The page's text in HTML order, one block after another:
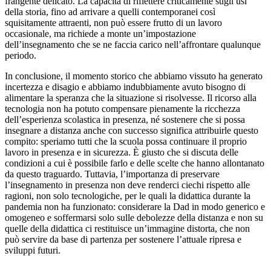
della storia, fino ad arrivare a quelli contemporanei così
squisitamente attraenti, non può essere frutto di un lavoro
occasionale, ma richiede a monte un’impostazione
dell’insegnamento che se ne faccia carico nell’affrontare qualunque
periodo.
In conclusione, il momento storico che abbiamo vissuto ha generato
incertezza e disagio e abbiamo indubbiamente avuto bisogno di
alimentare la speranza che la situazione si risolvesse. Il ricorso alla
tecnologia non ha potuto compensare pienamente la ricchezza
dell’esperienza scolastica in presenza, né sostenere che si possa
insegnare a distanza anche con successo significa attribuirle questo
compito: speriamo tutti che la scuola possa continuare il proprio
lavoro in presenza e in sicurezza. È giusto che si discuta delle
condizioni a cui è possibile farlo e delle scelte che hanno allontanato
da questo traguardo. Tuttavia, l’importanza di preservare
l’insegnamento in presenza non deve renderci ciechi rispetto alle
ragioni, non solo tecnologiche, per le quali la didattica durante la
pandemia non ha funzionato: considerare la Dad in modo generico e
omogeneo e soffermarsi solo sulle debolezze della distanza e non su
quelle della didattica ci restituisce un’immagine distorta, che non
può servire da base di partenza per sostenere l’attuale ripresa e
sviluppi futuri.